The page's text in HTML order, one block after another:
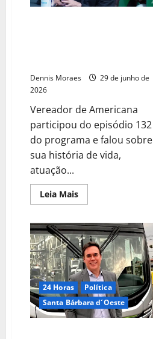
Dennis Moraes
29 de junho de
2026
Vereador de Americana
participou do episódio 132
do programa e falou sobre
sua história de vida,
atuação...
Leia Mais
24 Horas
Política
Santa Bárbara d´Oeste